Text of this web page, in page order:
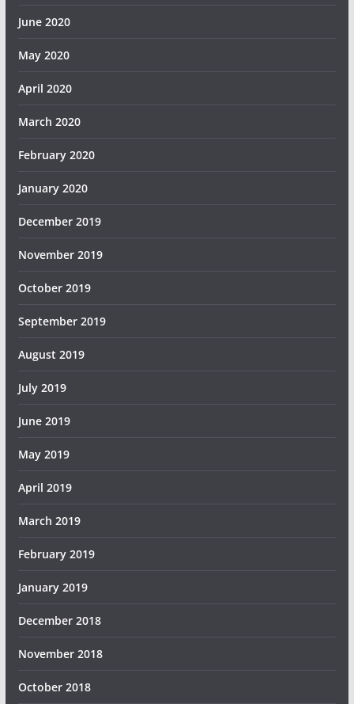
June 2020
May 2020
April 2020
March 2020
February 2020
January 2020
December 2019
November 2019
October 2019
September 2019
August 2019
July 2019
June 2019
May 2019
April 2019
March 2019
February 2019
January 2019
December 2018
November 2018
October 2018